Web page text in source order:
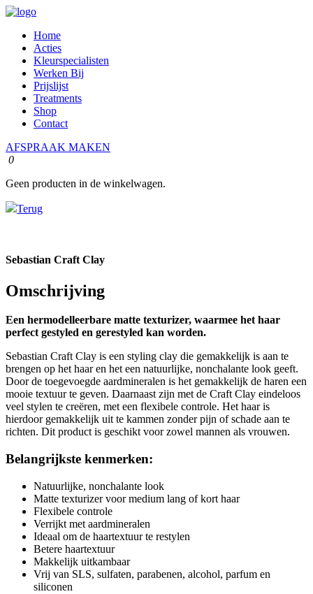
Home
Acties
Kleurspecialisten
Werken Bij
Prijslijst
Treatments
Shop
Contact
AFSPRAAK MAKEN
0
Geen producten in de winkelwagen.
Terug
Sebastian Craft Clay
Omschrijving
Een hermodelleerbare matte texturizer, waarmee het haar
perfect gestyled en gerestyled kan worden.
Sebastian Craft Clay is een styling clay die gemakkelijk is aan te
brengen op het haar en het een natuurlijke, nonchalante look geeft.
Door de toegevoegde aardmineralen is het gemakkelijk de haren een
mooie textuur te geven. Daarnaast zijn met de Craft Clay eindeloos
veel stylen te creëren, met een flexibele controle. Het haar is
hierdoor gemakkelijk uit te kammen zonder pijn of schade aan te
richten. Dit product is geschikt voor zowel mannen als vrouwen.
Belangrijkste kenmerken:
Natuurlijke, nonchalante look
Matte texturizer voor medium lang of kort haar
Flexibele controle
Verrijkt met aardmineralen
Ideaal om de haartextuur te restylen
Betere haartextuur
Makkelijk uitkambaar
Vrij van SLS, sulfaten, parabenen, alcohol, parfum en
siliconen